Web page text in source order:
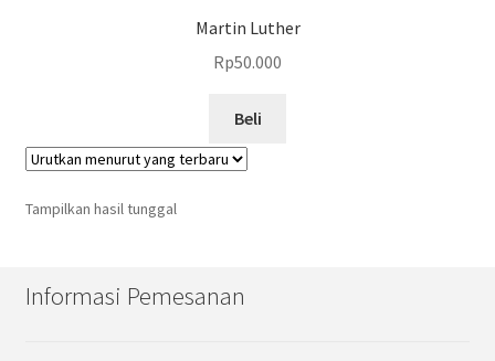
Martin Luther
Rp50.000
Beli
Tampilkan hasil tunggal
Informasi Pemesanan